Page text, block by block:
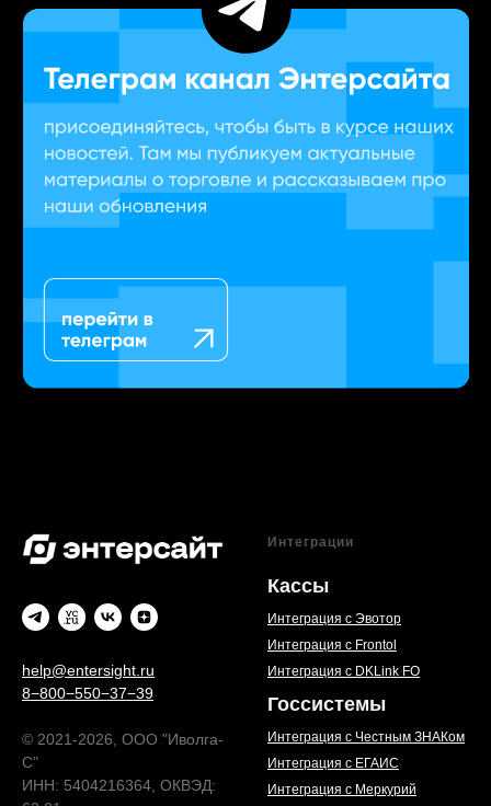
help@entersight.ru
8−800−550−37−39
© 2021-2026, ООО "Иволга-
С"
ИНН: 5404216364, ОКВЭД:
Интеграции
Кассы
Интеграция с Эвотор
Интеграция с Frontol
Интеграция с DKLink FO
Госсистемы
Интеграция с Честным ЗНАКом
Интеграция с ЕГАИС
Интеграция с Меркурий